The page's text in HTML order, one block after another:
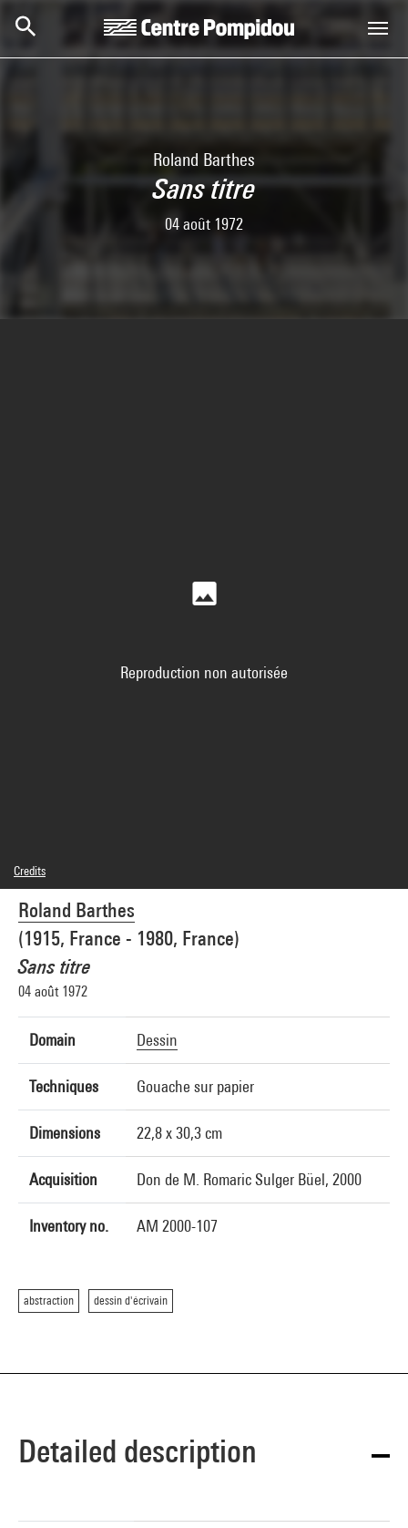
Roland Barthes
Sans titre
04 août 1972
Roland Barthes
(1915, France - 1980, France)
Sans titre
04 août 1972
Domain Dessin
Techniques Gouache sur papier
Dimensions 22,8 x 30,3 cm
Acquisition Don de M. Romaric Sulger Büel, 2000
Inventory no. AM 2000-107
abstraction dessin d'écrivain
Reproduction non autorisée
Credits
© droits réservés
Photo credits : Centre Pompidou, MNAM-CCI/Philippe Migeat/Dist. GrandPalaisRmn
Image reference : 4N66084
Image presentation :GrandPalaisRmnPhoto
Detailed description